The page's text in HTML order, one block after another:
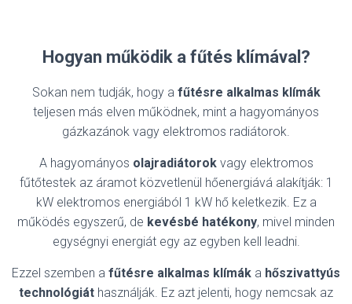
Hogyan működik a fűtés klímával?
Sokan nem tudják, hogy a fűtésre alkalmas klímák
teljesen más elven működnek, mint a hagyományos
gázkazánok vagy elektromos radiátorok.
A hagyományos olajradiátorokvagy elektromos
fűtőtestek az áramot közvetlenül hőenergiává alakítják: 1
kW elektromos energiából 1 kW hő keletkezik. Ez a
működés egyszerű, de kevésbé hatékony, mivel minden
egységnyi energiát egy az egyben kell leadni.
Ezzel szemben a fűtésre alkalmas klímák a hőszivattyús
technológiát használják. Ez azt jelenti, hogy nemcsak az